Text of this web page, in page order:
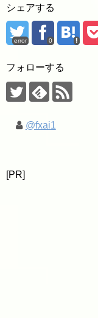
シェアする
error 0
フォローする
@fxai1
[PR]